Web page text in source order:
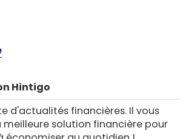
Hintigo
d'actualités financières. Il vous
meilleure solution financière pour